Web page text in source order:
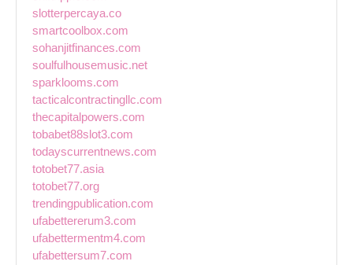
slotterpercaya.co
smartcoolbox.com
sohanjitfinances.com
soulfulhousemusic.net
sparklooms.com
tacticalcontractingllc.com
thecapitalpowers.com
tobabet88slot3.com
todayscurrentnews.com
totobet77.asia
totobet77.org
trendingpublication.com
ufabettererum3.com
ufabettermentm4.com
ufabettersum7.com